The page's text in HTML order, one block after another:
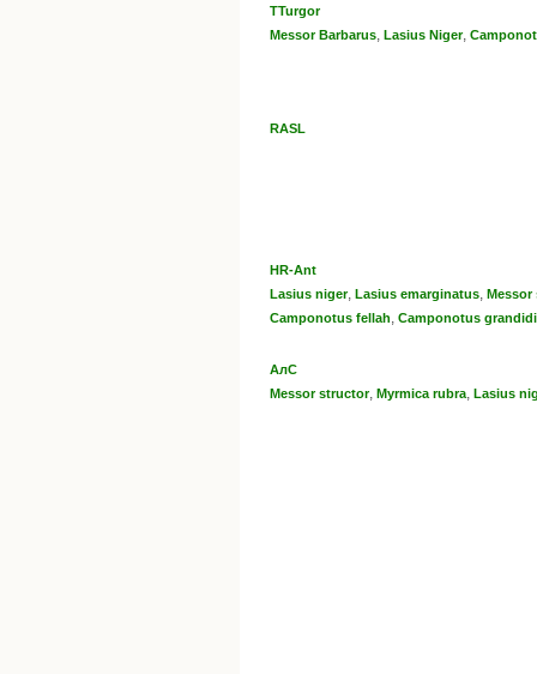
TTurgor
Messor Barbarus, Lasius Niger,
RASL
HR-Ant
Lasius niger, Lasius emarginatus, Messor
Camponotus fellah, Camponotus
АлС
Messor structor, Myrmica rubra, Lasius